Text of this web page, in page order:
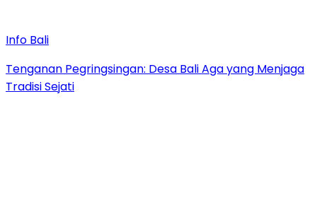
Info Bali
Tenganan Pegringsingan: Desa Bali Aga yang Menjaga
Tradisi Sejati